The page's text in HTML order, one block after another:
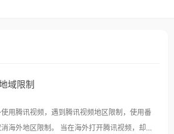
域限制
用腾讯视频，遇到腾讯视频地区限制，使用番
地区限制。 当在海外打开腾讯视频，却突